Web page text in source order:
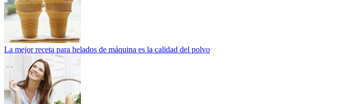
La mejor receta para helados de máquina es la calidad del polvo